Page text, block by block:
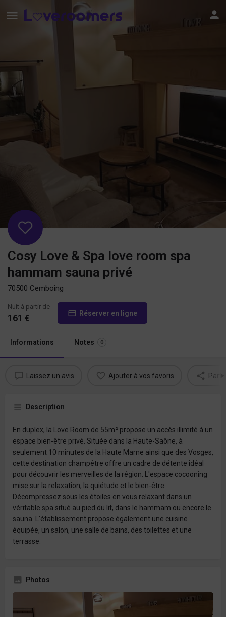
Cosy Love & Spa love room spa
hammam sauna privé
70500 Cemboing
Nuit à partir de
161 € Réserver en ligne
Informations Notes 0
Laissez un avis Ajouter à vos favoris
Description
En duplex, la Love Room de 55m² propose un accès illimité à un
espace bien-être privé. Située dans la Haute-Saône, à
seulement 10 minutes de la Haute Marne ainsi que des Vosges,
cette destination champêtre offre un cadre de détente idéal
pour découvrir les merveilles de la région. L'espace cocooning
mise sur la relaxation, la quiétude et le bien-être.
Décompressez sous les étoiles en vous relaxant dans un
véritable spa situé au pied du lit, dans le hammam ou encore le
sauna. L'établissement propose également une cuisine
équipée, un salon, une salle de bains, des toilettes et une
terrasse.
Photos